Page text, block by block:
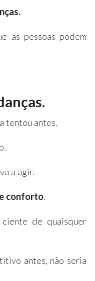
as pessoas podem
tentou antes.
a agir.
conforto.
de quaisquer
antes, não seria